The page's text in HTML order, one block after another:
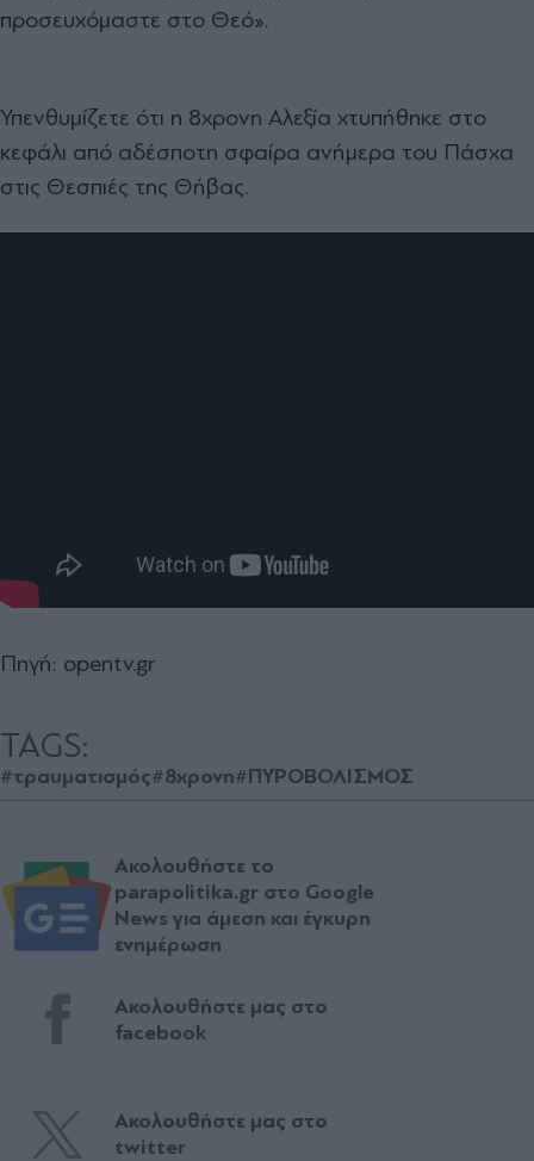
προσευχόμαστε στο Θεό».
Υπενθυμίζετε ότι η 8χρονη Αλεξία χτυπήθηκε στο
κεφάλι από αδέσποτη σφαίρα ανήμερα του Πάσχα
στις Θεσπιές της Θήβας.
Πηγή: opentv.gr
TAGS:
#τραυματισμός#8χρονη#ΠΥΡΟΒΟΛΙΣΜΟΣ
Ακολουθήστε το
parapolitika.gr στο Google
News για άμεση και έγκυρη
ενημέρωση
Ακολουθήστε μας στο
facebook
Ακολουθήστε μας στο
twitter